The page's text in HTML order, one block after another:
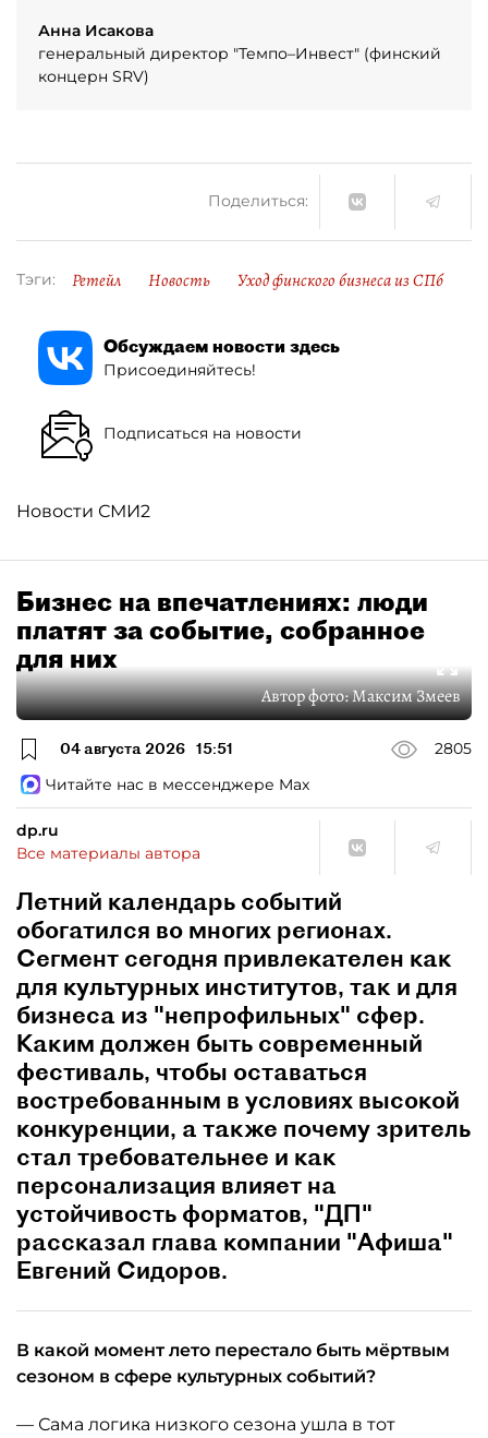
Анна Исакова
генеральный директор "Темпо–Инвест" (финский
концерн SRV)
Поделиться:
Тэги: Ретейл Новость Уход финского бизнеса из СПб
Обсуждаем новости здесь
Присоединяйтесь!
Подписаться на новости
Новости СМИ2
Бизнес на впечатлениях: люди
платят за событие, собранное
для них
Автор фото:Максим Змеев
04 августа 2026 15:51
2805
Читайте нас в мессенджере Max
dp.ru
Все материалы автора
Летний календарь событий
обогатился во многих регионах.
Сегмент сегодня привлекателен как
для культурных институтов, так и для
бизнеса из "непрофильных" сфер.
Каким должен быть современный
фестиваль, чтобы оставаться
востребованным в условиях высокой
конкуренции, а также почему зритель
стал требовательнее и как
персонализация влияет на
устойчивость форматов, "ДП"
рассказал глава компании "Афиша"
Евгений Сидоров.
В какой момент лето перестало быть мёртвым
сезоном в сфере культурных событий?
— Сама логика низкого сезона ушла в тот